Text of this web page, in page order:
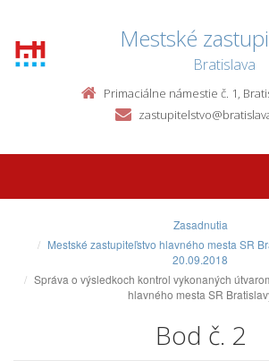
Mestské
Bratislava
Primaciálne námestie č. 1,
Zasadnutia
Mestské zastupiteľstvo hlavného mesta SR
20.09.2018
Správa o výsledkoch kontrol vykonaných
hlavného mesta SR
Bod č. 2